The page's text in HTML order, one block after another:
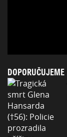
DOPORUČUJEME